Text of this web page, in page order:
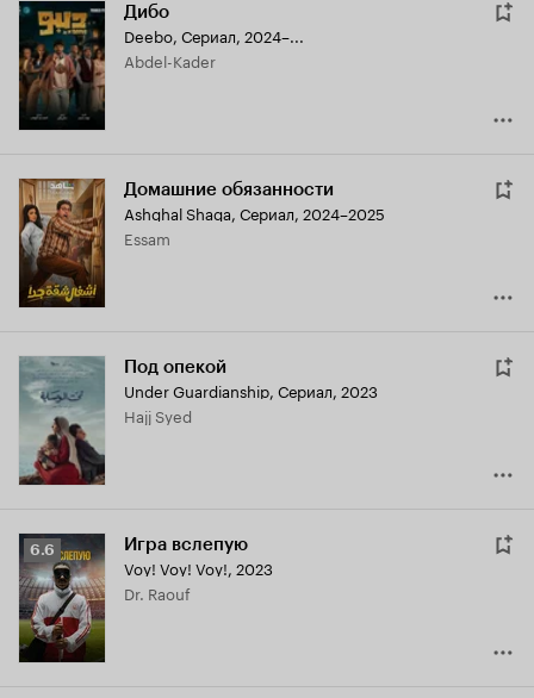
Дибо
Deebo, Сериал, 2024–...
Abdel-Kader
Домашние обязанности
Ashghal Shaqa, Сериал, 2024–2025
Essam
Под опекой
Under Guardianship, Сериал, 2023
Hajj Syed
Рейтинг
Кинопоиска
6.6
6.6 Игра вслепую
Voy! Voy! Voy!, 2023
Dr. Raouf